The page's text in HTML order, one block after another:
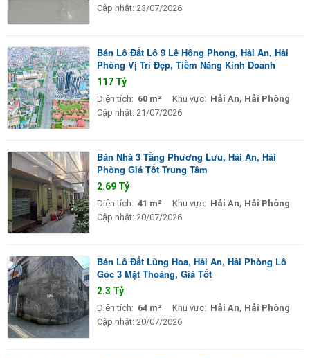
Cập nhật: 23/07/2026
Bán Lô Đất Lô 9 Lê Hồng Phong, Hải An, Hải
Phòng Vị Trí Đẹp, Tiềm Năng Kinh Doanh
117 Tỷ
Diện tích: 60 m² Khu vực: Hải An, Hải Phòng
Cập nhật: 21/07/2026
Bán Nhà 3 Tầng Phương Lưu, Hải An, Hải
Phòng Giá Tốt Trung Tâm
2.69 Tỷ
Diện tích: 41 m² Khu vực: Hải An, Hải Phòng
Cập nhật: 20/07/2026
Bán Lô Đất Lũng Hoa, Hải An, Hải Phòng Lô
Góc 3 Mặt Thoáng, Giá Tốt
2.3 Tỷ
Diện tích: 64 m² Khu vực: Hải An, Hải Phòng
Cập nhật: 20/07/2026